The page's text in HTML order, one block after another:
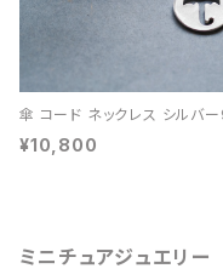
傘 コード ネックレス シルバ
¥10,800
ミニチュアジュエリー